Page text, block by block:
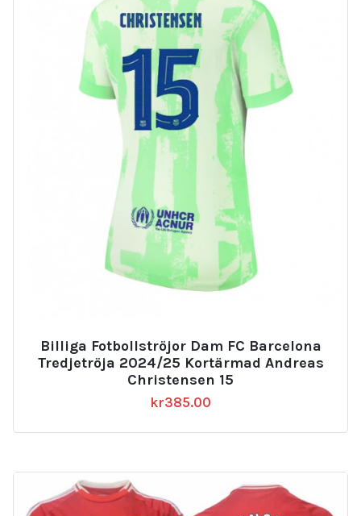
Billiga Fotbollströjor Dam FC Barcelona
Tredjetröja 2024/25 Kortärmad Andreas
Christensen 15
kr385.00